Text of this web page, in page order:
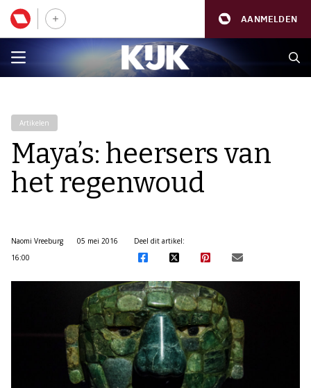
AANMELDEN
Artikelen
Maya’s: heersers van
het regenwoud
Naomi Vreeburg
05 mei 2016
16:00
Deel dit artikel: